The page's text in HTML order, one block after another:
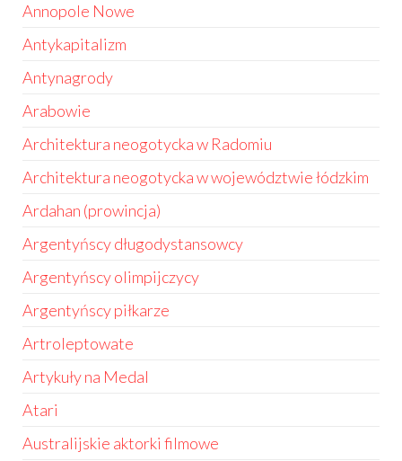
Annopole Nowe
Antykapitalizm
Antynagrody
Arabowie
Architektura neogotycka w Radomiu
Architektura neogotycka w województwie łódzkim
Ardahan (prowincja)
Argentyńscy długodystansowcy
Argentyńscy olimpijczycy
Argentyńscy piłkarze
Artroleptowate
Artykuły na Medal
Atari
Australijskie aktorki filmowe